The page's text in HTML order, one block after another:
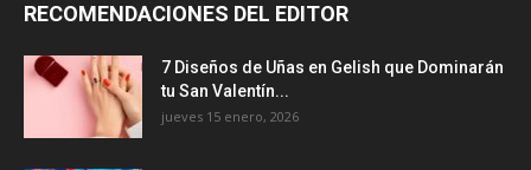
RECOMENDACIONES DEL EDITOR
7 Diseños de Uñas en Gelish que Dominarán
tu San Valentín...
jueves 15 enero, 2026